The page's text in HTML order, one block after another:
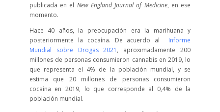
publicada en el New England Journal of Medicine, en ese
momento.
Hace 40 años, la preocupación era la marihuana y
posteriormente la cocaína. De acuerdo al
Informe
Mundial sobre Drogas 2021 , aproximadamente 200
millones de personas consumieron cannabis en 2019, lo
que representa el 4% de la población mundial, y se
estima que 20 millones de personas consumieron
cocaína en 2019, lo que corresponde al 0,4% de la
población mundial.